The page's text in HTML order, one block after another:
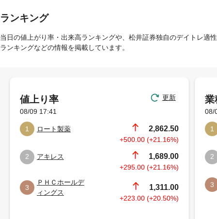
ランキング
当日の値上がり率・出来高ランキングや、松井証券独自のデイトレ適性
ランキングなどの情報を掲載しています。